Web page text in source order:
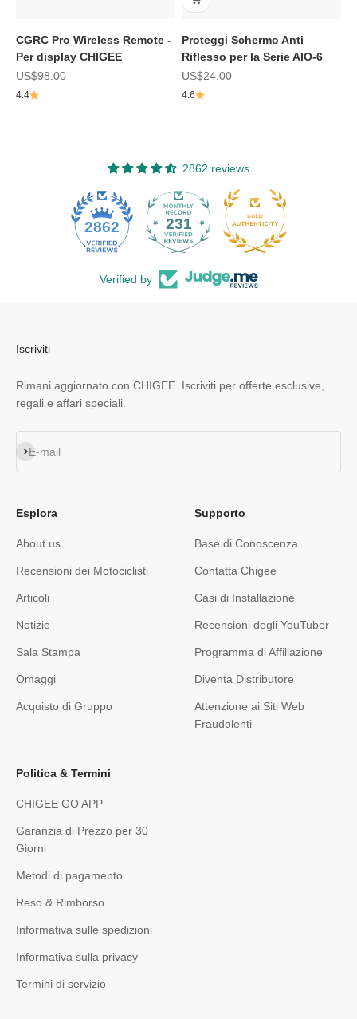
CGRC Pro Wireless Remote -
Per display CHIGEE
Prezzo scontato
US$98.00
4.4
Proteggi Schermo Anti
Riflesso per la Serie AIO-6
Prezzo scontato
US$24.00
4.6
2862 reviews
2862 231
Verified by
Iscriviti
Rimani aggiornato con CHIGEE. Iscriviti per offerte esclusive,
regali e affari speciali.
E-mail
Iscriviti alla newsletter
Esplora
About us
Recensioni dei Motociclisti
Articoli
Notizie
Sala Stampa
Omaggi
Acquisto di Gruppo
Supporto
Base di Conoscenza
Contatta Chigee
Casi di Installazione
Recensioni degli YouTuber
Programma di Affiliazione
Diventa Distributore
Attenzione ai Siti Web
Fraudolenti
Politica & Termini
CHIGEE GO APP
Garanzia di Prezzo per 30
Giorni
Metodi di pagamento
Reso & Rimborso
Informativa sulle spedizioni
Informativa sulla privacy
Termini di servizio